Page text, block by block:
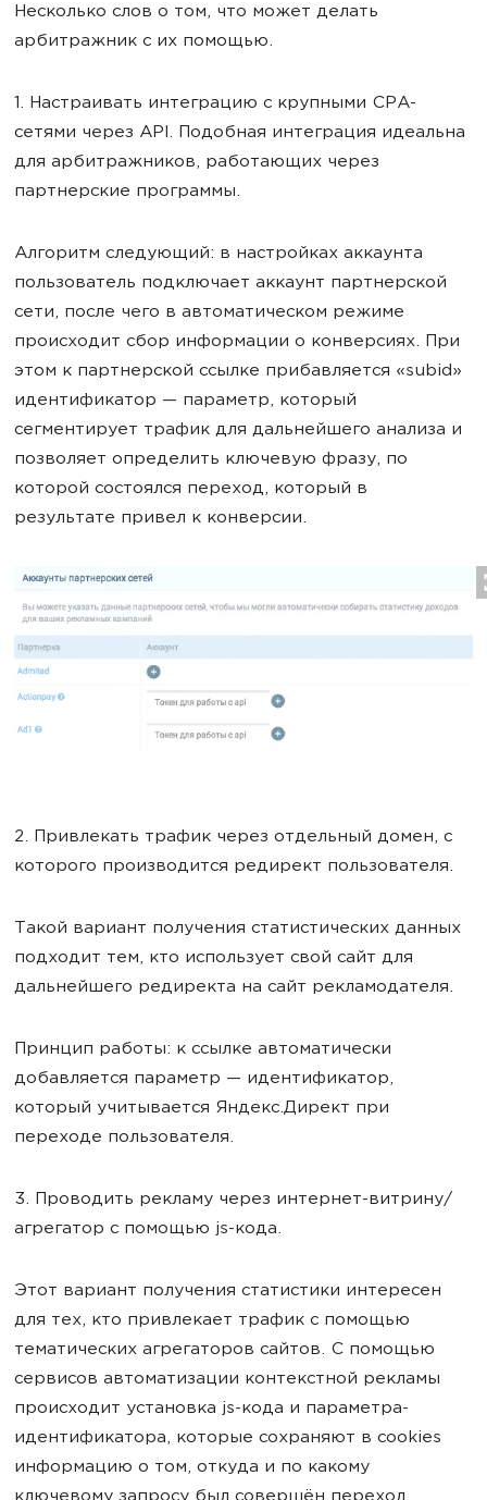
Несколько слов о том, что может делать
арбитражник с их помощью.
1. Настраивать интеграцию с крупными CPA-
сетями через API. Подобная интеграция идеальна
для арбитражников, работающих через
партнерские программы.
Алгоритм следующий: в настройках аккаунта
пользователь подключает аккаунт партнерской
сети, после чего в автоматическом режиме
происходит сбор информации о конверсиях. При
этом к партнерской ссылке прибавляется «subid»
идентификатор — параметр, который
сегментирует трафик для дальнейшего анализа и
позволяет определить ключевую фразу, по
которой состоялся переход, который в
результате привел к конверсии.
2. Привлекать трафик через отдельный домен, c
которого производится редирект пользователя.
Такой вариант получения статистических данных
подходит тем, кто использует свой сайт для
дальнейшего редиректа на сайт рекламодателя.
Принцип работы: к ссылке автоматически
добавляется параметр — идентификатор,
который учитывается Яндекс.Директ при
переходе пользователя.
3. Проводить рекламу через интернет-витрину/
агрегатор с помощью js-кода.
Этот вариант получения статистики интересен
для тех, кто привлекает трафик с помощью
тематических агрегаторов сайтов. С помощью
сервисов автоматизации контекстной рекламы
происходит установка js-кода и параметра-
идентификатора, которые сохраняют в cookies
информацию о том, откуда и по какому